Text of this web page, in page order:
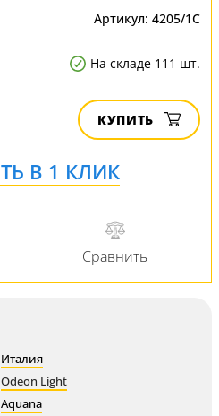
Артикул: 4205/1C
На складе 111 шт.
КУПИТЬ
Италия
Odeon Light
Aquana